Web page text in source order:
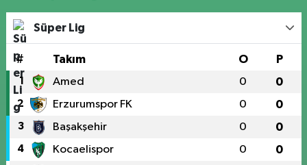
Süper Lig
# Takım O P
1 Amed 0 0
2 Erzurumspor FK 0 0
3 Başakşehir 0 0
4 Kocaelispor 0 0